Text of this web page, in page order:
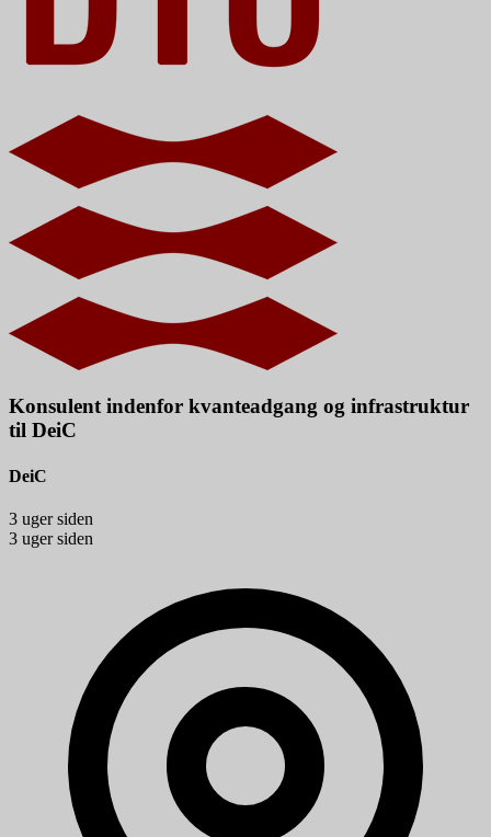
Konsulent indenfor kvanteadgang og infrastruktur
til DeiC
DeiC
3 uger siden
3 uger siden